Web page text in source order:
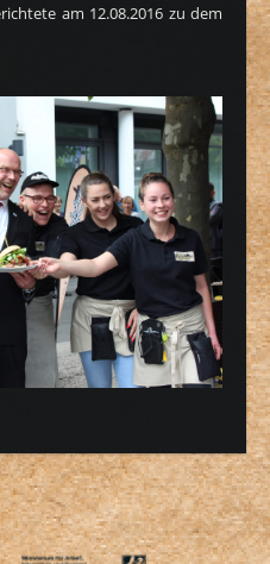
am 12.08.2016 zu dem